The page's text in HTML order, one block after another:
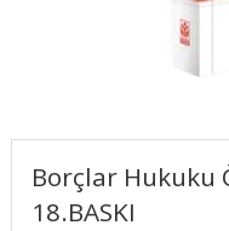
Borçlar Hukuku
18.BASKI